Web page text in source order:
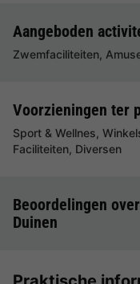
Aangeboden
Zwemfaciliteiten,
Voorzieningen ter
Sport & Wellnes,
Faciliteiten, Diversen
Beoordelingen
Duinen